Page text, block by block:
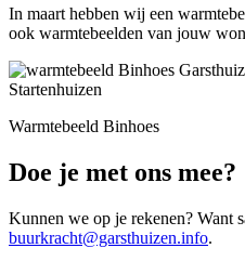
In maart hebben wij een
ook warmtebeelden van jouw
Warmtebeeld Binhoes
Doe je met ons mee?
Kunnen we op je rekenen? Want
buurkracht@garsthuizen.info.